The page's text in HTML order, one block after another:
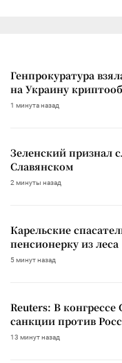
Генпрокуратура
на Украину
1 минута назад
Зеленский признал
Славянском
2 минуты назад
Карельские
пенсионерку из леса
5 минут назад
Reuters: В
санкции против
13 минут назад